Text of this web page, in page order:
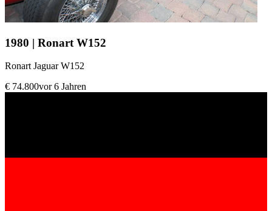
1980 | Ronart W152
Ronart Jaguar W152
€ 74.800vor 6 Jahren